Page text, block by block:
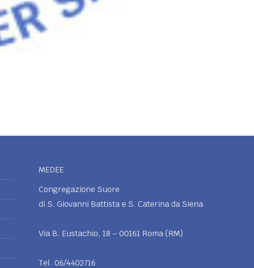
MEDEE
Congregazione Suore
di S. Giovanni Battista e S. Caterina da Siena
Via B. Eustachio, 18 – 00161 Roma (RM)
Tel. 06/4402716